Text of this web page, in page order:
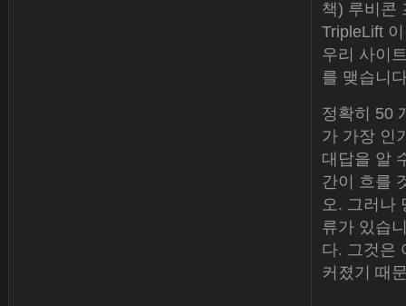
책) 루비콘
TripleLift
우리 사이
를 맺습니
정확히 50
가 가장 인
대답을 알
간이 흐를
오. 그러나
류가 있습
다. 그것은
커졌기 때